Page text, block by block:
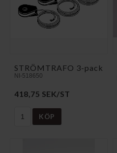
STRÖMTRAFO 3-pack
NI-518650
418,75 SEK/ST
KÖP